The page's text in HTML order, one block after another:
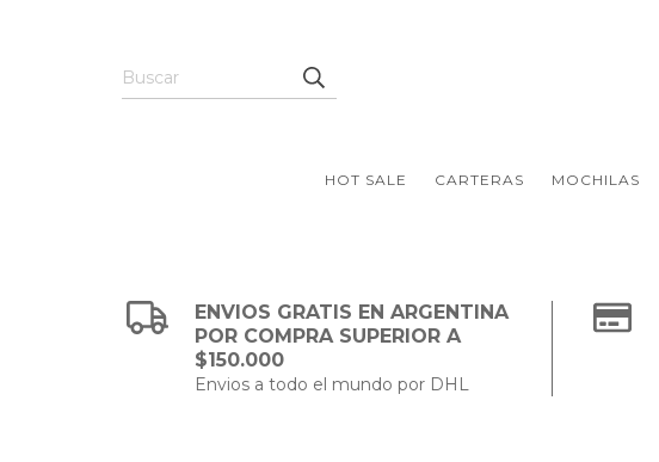
HOT SALE CARTERAS MOCHILAS
ENVIOS GRATIS EN ARGENTINA
POR COMPRA SUPERIOR A
$150.000
Envios a todo el mundo por DHL